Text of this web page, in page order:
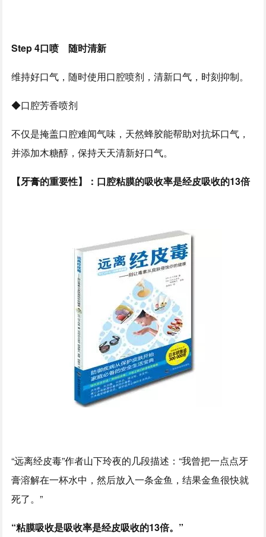
Step 4口喷 随时清新
维持好口气，随时使用口腔喷剂，清新口气，时刻抑制。
◆口腔芳香喷剂
不仅是掩盖口腔难闻气味，天然蜂胶能帮助对抗坏口气，
并添加木糖醇，保持天天清新好口气。
【牙膏的重要性】：口腔粘膜的吸收率是经皮吸收的13倍
“远离经皮毒”作者山下玲夜的几段描述：“我曾把一点点牙
膏溶解在一杯水中，然后放入一条金鱼，结果金鱼很快就
死了。”
“粘膜吸收是吸收率是经皮吸收的13倍。”